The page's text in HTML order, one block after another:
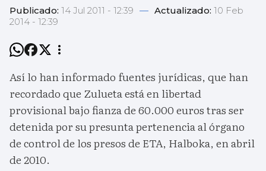
Publicado: 14 Jul 2011 - 12:39 — Actualizado: 10 Feb
2014 - 12:39
Así lo han informado fuentes jurídicas, que han
recordado que Zulueta está en libertad
provisional bajo fianza de 60.000 euros tras ser
detenida por su presunta pertenencia al órgano
de control de los presos de ETA, Halboka, en abril
de 2010.